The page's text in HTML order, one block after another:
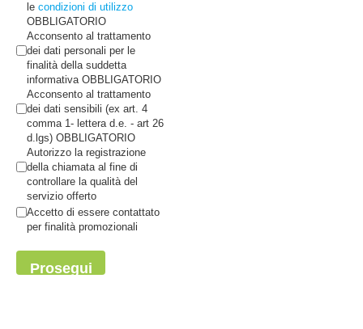
le condizioni di utilizzo
OBBLIGATORIO
Acconsento al trattamento
dei dati personali per le
finalità della suddetta
informativa OBBLIGATORIO
Acconsento al trattamento
dei dati sensibili (ex art. 4
comma 1- lettera d.e. - art 26
d.lgs) OBBLIGATORIO
Autorizzo la registrazione
della chiamata al fine di
controllare la qualità del
servizio offerto
Accetto di essere contattato
per finalità promozionali
Prosegui